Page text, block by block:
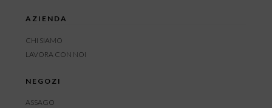
AZIENDA
CHI SIAMO
LAVORA CON NOI
NEGOZI
ASSAGO